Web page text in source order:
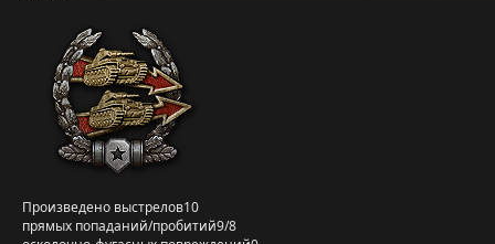
Произведено выстрелов10
прямых попаданий/пробитий9/8